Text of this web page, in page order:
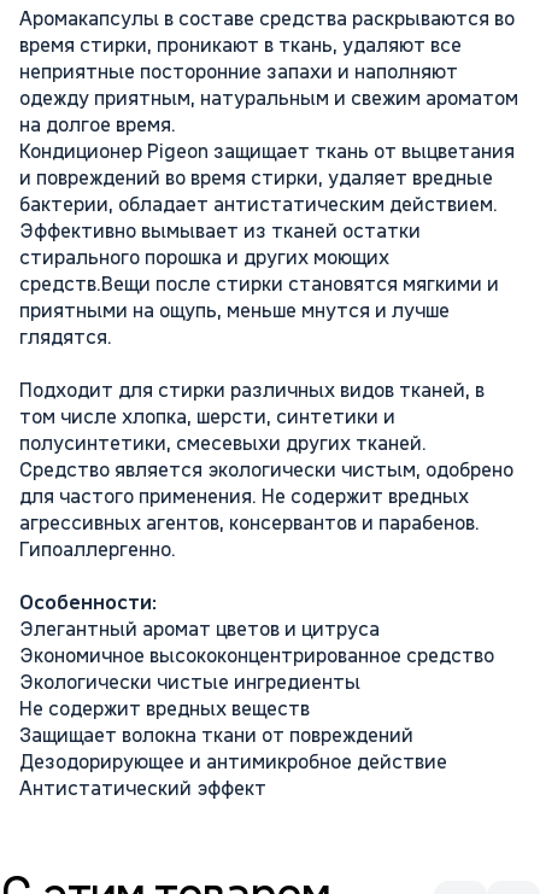
Аромакапсулы в составе средства раскрываются во
время стирки, проникают в ткань, удаляют все
неприятные посторонние запахи и наполняют
одежду приятным, натуральным и свежим ароматом
на долгое время.
Кондиционер Pigeon защищает ткань от выцветания
и повреждений во время стирки, удаляет вредные
бактерии, обладает антистатическим действием.
Эффективно вымывает из тканей остатки
стирального порошка и других моющих
средств.Вещи после стирки становятся мягкими и
приятными на ощупь, меньше мнутся и лучше
глядятся.
Подходит для стирки различных видов тканей, в
том числе хлопка, шерсти, синтетики и
полусинтетики, смесевыхи других тканей.
Средство является экологически чистым, одобрено
для частого применения. Не содержит вредных
агрессивных агентов, консервантов и парабенов.
Гипоаллергенно.
Особенности:
Элегантный аромат цветов и цитруса
Экономичное высококонцентрированное средство
Экологически чистые ингредиенты
Не содержит вредных веществ
Защищает волокна ткани от повреждений
Дезодорирующее и антимикробное действие
Антистатический эффект